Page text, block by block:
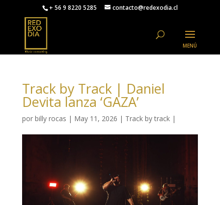
+ 56 9 8220 5285 contacto@redexodia.cl
Track by Track | Daniel
Devita lanza ‘GAZA’
por billy rocas | May 11, 2026 | Track by track|